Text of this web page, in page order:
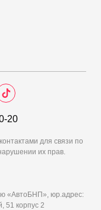
20
для связи по
их прав.
«АвтоБНП», юр.адрес:
51 корпус 2